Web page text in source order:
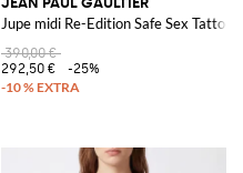
Jupe midi Re-Edition Safe Sex Tattoo
390,00 €
292,50 €
-25%